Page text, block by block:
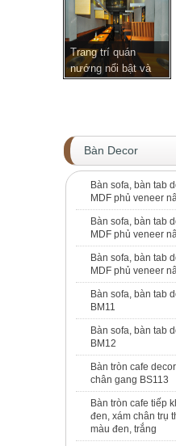
Trang trí quán
nướng nổi bật và
Bàn Decor
Bàn sofa, bàn tab
MDF phủ veneer
Bàn sofa, bàn tab
MDF phủ veneer
Bàn sofa, bàn tab
MDF phủ veneer
Bàn sofa, bàn tab
BM11
Bàn sofa, bàn tab
BM12
Bàn tròn cafe
chân gang BS113
Bàn tròn cafe tiếp
đen, xám chân trụ
màu đen, trắng